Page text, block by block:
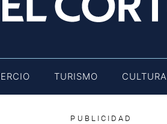
TURISMO CULTURA
PUBLICIDAD